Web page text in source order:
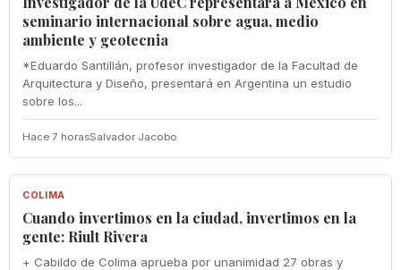
seminario internacional sobre agua, medio
ambiente y geotecnia
*Eduardo Santillán, profesor investigador de la Facultad de
Arquitectura y Diseño, presentará en Argentina un estudio
sobre los...
Hace 7 horasSalvador Jacobo
COLIMA
COLIMA
Cuando invertimos en la ciudad, invertimos en la
gente: Riult Rivera
+ Cabildo de Colima aprueba por unanimidad 27 obras y